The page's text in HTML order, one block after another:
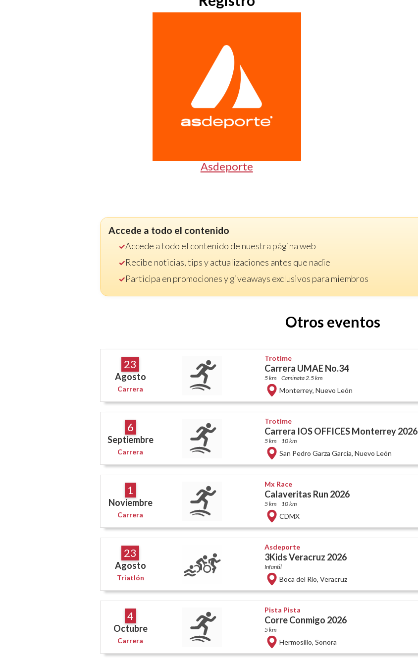
Asdeporte
Accede a todo el contenido
Accede a todo el contenido de nuestra página web
Recibe noticias, tips y actualizaciones antes que nadie
Participa en promociones y giveaways exclusivos para miembros
Otros eventos
23
Agosto
Carrera
Trotime
Carrera UMAE No.34
5 km Caminata 2.5 km
Monterrey, Nuevo León
6
Septiembre
Carrera
Trotime
Carrera IOS OFFICES Monterrey 2026
5 km 10 km
San Pedro Garza García, Nuevo León
1
Noviembre
Carrera
Mx Race
Calaveritas Run 2026
5 km 10 km
CDMX
23
Agosto
Triatlón
Asdeporte
3Kids Veracruz 2026
Infantil
Boca del Río, Veracruz
4
Octubre
Carrera
Pista Pista
Corre Conmigo 2026
5 km
Hermosillo, Sonora